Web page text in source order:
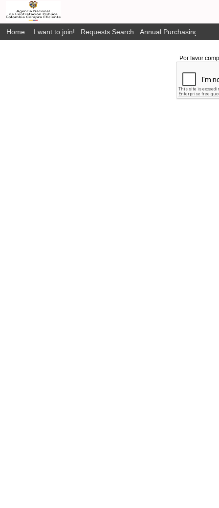
Home I want to join! Requests Search Annual Purchasing Plan
Por favor